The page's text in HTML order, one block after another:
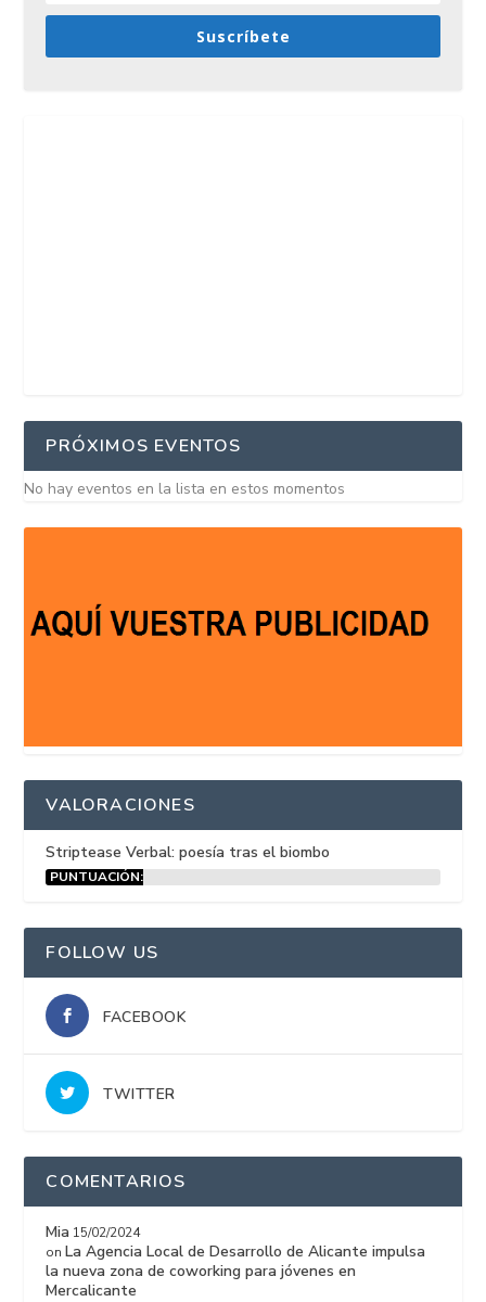
Suscríbete
PRÓXIMOS EVENTOS
No hay eventos en la lista en estos momentos
VALORACIONES
Striptease Verbal: poesía tras el biombo
PUNTUACIÓN:
FOLLOW US
FACEBOOK
TWITTER
COMENTARIOS
Mia 15/02/2024
on La Agencia Local de Desarrollo de Alicante impulsa
la nueva zona de coworking para jóvenes en
Mercalicante